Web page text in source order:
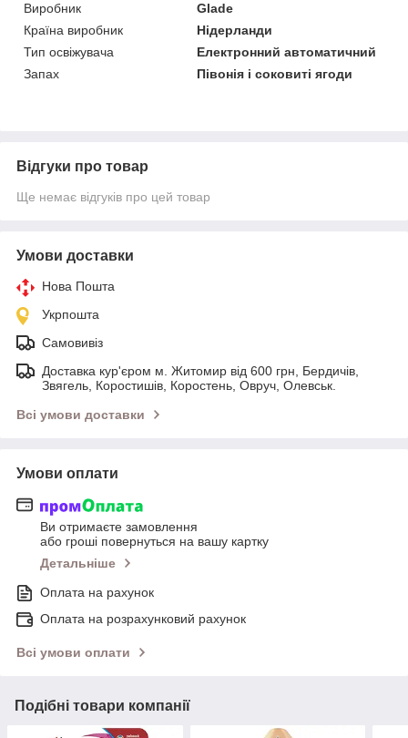
Виробник
Glade
Країна виробник
Нідерланди
Тип освіжувача
Електронний автоматичний
Запах
Півонія і соковиті ягоди
Відгуки про товар
Ще немає відгуків про цей товар
Умови доставки
Нова Пошта
Укрпошта
Самовивіз
Доставка кур'єром м. Житомир від 600 грн, Бердичів,
Звягель, Коростишів, Коростень, Овруч, Олевськ.
Всі умови доставки
Умови оплати
Ви отримаєте замовлення
або гроші повернуться на вашу картку
Детальніше
Оплата на рахунок
Оплата на розрахунковий рахунок
Всі умови оплати
Подібні товари компанії